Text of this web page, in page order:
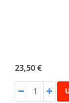
23,50 €